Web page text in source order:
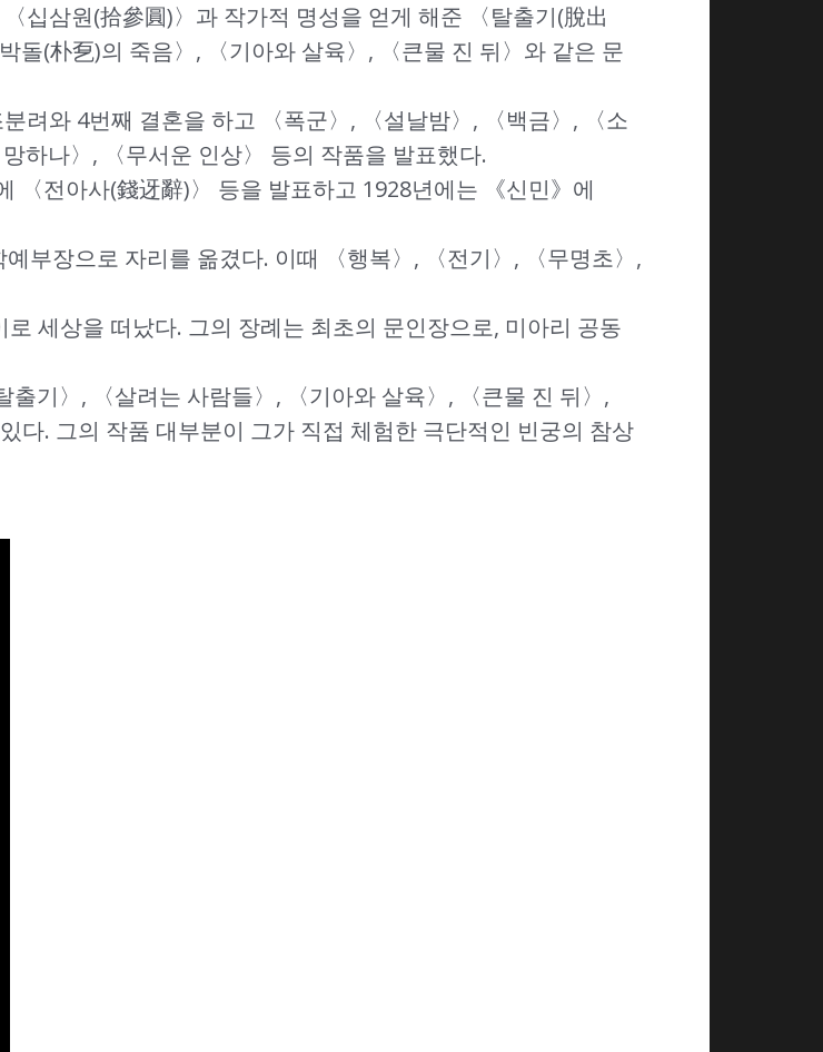
십삼원(拾參圓)〉과 작가적 명성을 얻게 해준 〈탈출기(脫出
돌(朴乭)의 죽음〉, 〈기아와 살육〉, 〈큰물 진 뒤〉와 같은 문
려와 4번째 결혼을 하고 〈폭군〉, 〈설날밤〉, 〈백금〉, 〈소
하나〉, 〈무서운 인상〉 등의 작품을 발표했다.
〈전아사(錢迓辭)〉 등을 발표하고 1928년에는 《신민》에
부장으로 자리를 옮겼다. 이때 〈행복〉, 〈전기〉, 〈무명초〉,
세상을 떠났다. 그의 장례는 최초의 문인장으로, 미아리 공동
기〉, 〈살려는 사람들〉, 〈기아와 살육〉, 〈큰물 진 뒤〉,
다. 그의 작품 대부분이 그가 직접 체험한 극단적인 빈궁의 참상